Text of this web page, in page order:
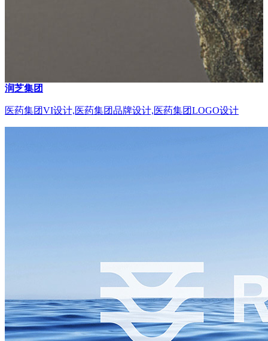
润芝集团
医药集团VI设计,医药集团品牌设计,医药集团LOGO设计